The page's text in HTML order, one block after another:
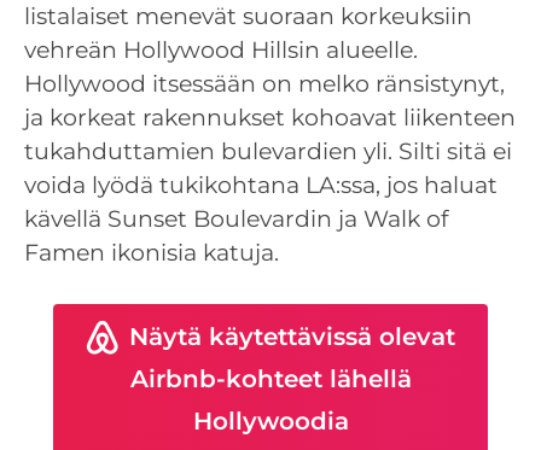
listalaiset menevät suoraan korkeuksiin
vehreän Hollywood Hillsin alueelle.
Hollywood itsessään on melko ränsistynyt,
ja korkeat rakennukset kohoavat liikenteen
tukahduttamien bulevardien yli. Silti sitä ei
voida lyödä tukikohtana LA:ssa, jos haluat
kävellä Sunset Boulevardin ja Walk of
Famen ikonisia katuja.
Näytä käytettävissä olevat
Airbnb-kohteet lähellä
Hollywoodia